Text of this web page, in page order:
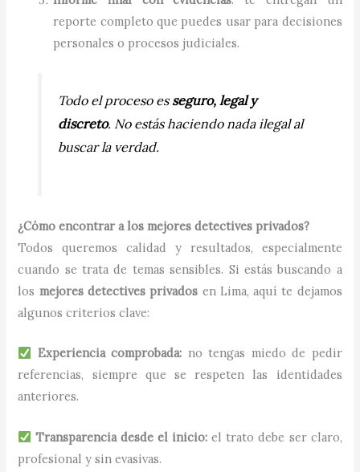
reporte completo que puedes usar para decisiones
personales o procesos judiciales.
Todo el proceso es seguro, legal y
discreto. No estás haciendo nada ilegal al
buscar la verdad.
¿Cómo encontrar a los mejores detectives privados?
Todos queremos calidad y resultados, especialmente
cuando se trata de temas sensibles. Si estás buscando a
los mejores detectives privados en Lima, aquí te dejamos
algunos criterios clave:
Experiencia comprobada: no tengas miedo de pedir
referencias, siempre que se respeten las identidades
anteriores.
Transparencia desde el inicio: el trato debe ser claro,
profesional y sin evasivas.